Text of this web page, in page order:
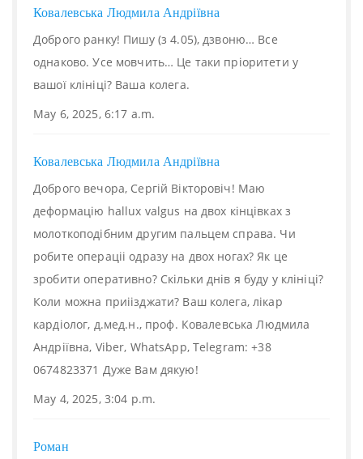
Ковалевська Людмила Андріївна
Доброго ранку! Пишу (з 4.05), дзвоню… Все
однаково. Усе мовчить… Це таки пріоритети у
вашої клініці? Ваша колега.
May 6, 2025, 6:17 a.m.
Ковалевська Людмила Андріївна
Доброго вечора, Сергій Вікторовіч! Маю
деформацію hallux valgus на двох кінцівках з
молоткоподібним другим пальцем справа. Чи
робите операціі одразу на двох ногах? Як це
зробити оперативно? Скільки днів я буду у клініці?
Коли можна приіізджати? Ваш колега, лікар
кардіолог, д.мед.н., проф. Ковалевська Людмила
Андріївна, Viber, WhatsApp, Telegram: +38
0674823371 Дуже Вам дякую!
May 4, 2025, 3:04 p.m.
Роман